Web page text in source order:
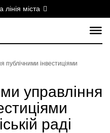
міста
публічними інвестиціями
управління
раді